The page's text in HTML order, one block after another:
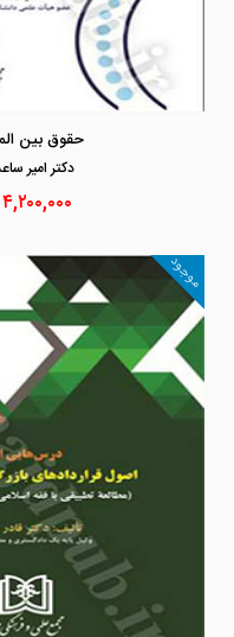
حقوق بین
دكتر امير
۴,۲۰۰,۰۰۰
موجود